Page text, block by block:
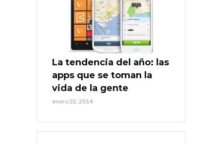
La tendencia del año: las
apps que se toman la
vida de la gente
enero 22, 2014